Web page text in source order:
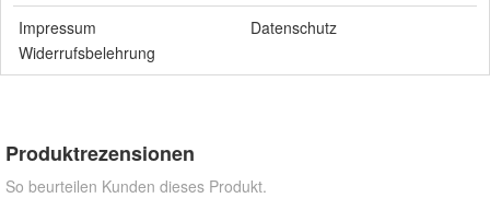
Impressum
Datenschutz
Widerrufsbelehrung
Produktrezensionen
So beurteilen Kunden dieses Produkt.